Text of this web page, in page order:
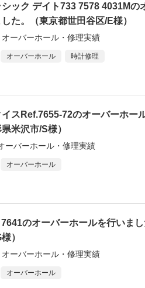
ック デイト733 7578 4031Mの
た。（東京都世田谷区/E様）
オーバーホール・修理実績
オーバーホール 時計修理
スRef.7655-72のオーバーホー
米沢市/S様）
ーバーホール・修理実績
オーバーホール
のオーバーホールを行いま
）
オーバーホール・修理実績
オーバーホール